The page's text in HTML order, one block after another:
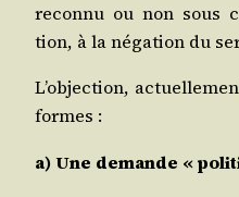
recon­nu ou non sous
tion, à la néga­tion du
L’objection,
formes :
a) Une demande «